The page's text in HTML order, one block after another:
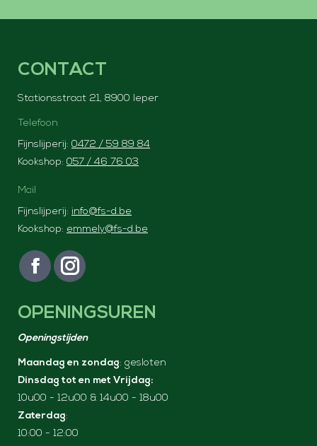
CONTACT
Stationsstraat 21, 8900 Ieper
Telefoon
Fijnslijperij: 0472 / 59 89 84
Kookshop: 057 / 46 76 03
Mail
Fijnslijperij: info@fs-d.be
Kookshop: emmely@fs-d.be
Vind ons op:
F
c
o
o
k
p
a
I
g
r
a
p
OPENINGSUREN
Openingstijden
Maandag en zondag: gesloten
Dinsdag tot en met Vrijdag:
10u00 - 12u00 & 14u00 - 18u00
Zaterdag:
10:00 - 12:00